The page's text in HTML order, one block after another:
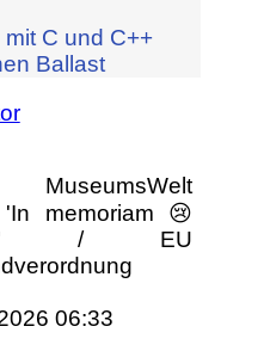
C und C++
Ballast
memoriam 😢
/ EU
06:33